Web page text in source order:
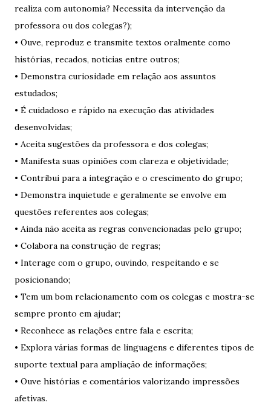
realiza com autonomia? Necessita da intervenção da
professora ou dos colegas?);
• Ouve, reproduz e transmite textos oralmente como
histórias, recados, noticias entre outros;
• Demonstra curiosidade em relação aos assuntos
estudados;
• É cuidadoso e rápido na execução das atividades
desenvolvidas;
• Aceita sugestões da professora e dos colegas;
• Manifesta suas opiniões com clareza e objetividade;
• Contribui para a integração e o crescimento do grupo;
• Demonstra inquietude e geralmente se envolve em
questões referentes aos colegas;
• Ainda não aceita as regras convencionadas pelo grupo;
• Colabora na construção de regras;
• Interage com o grupo, ouvindo, respeitando e se
posicionando;
• Tem um bom relacionamento com os colegas e mostra-se
sempre pronto em ajudar;
• Reconhece as relações entre fala e escrita;
• Explora várias formas de linguagens e diferentes tipos de
suporte textual para ampliação de informações;
• Ouve histórias e comentários valorizando impressões
afetivas.